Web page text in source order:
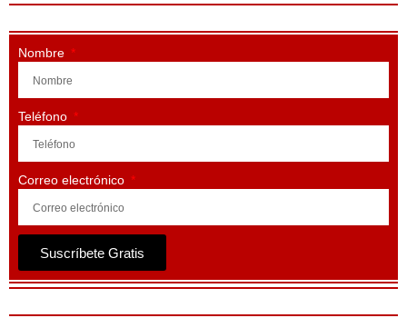
Nombre
Teléfono
Correo electrónico
Suscríbete Gratis